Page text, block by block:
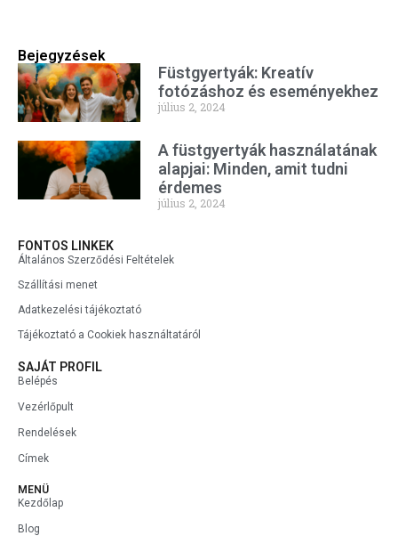
Bejegyzések
Füstgyertyák: Kreatív
fotózáshoz és eseményekhez
július 2, 2024
A füstgyertyák használatának
alapjai: Minden, amit tudni
érdemes
július 2, 2024
FONTOS LINKEK
Általános Szerződési Feltételek
Szállítási menet
Adatkezelési tájékoztató
Tájékoztató a Cookiek használtatáról
SAJÁT PROFIL
Belépés
Vezérlőpult
Rendelések
Címek
MENÜ
Kezdőlap
Blog